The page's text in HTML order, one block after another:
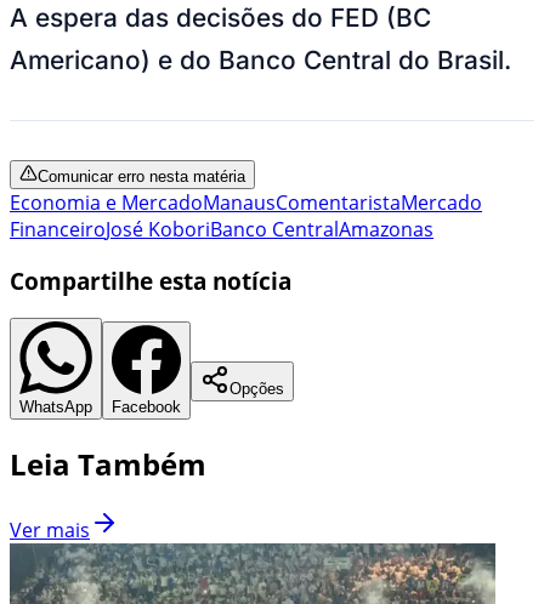
A espera das decisões do FED (BC
Americano) e do Banco Central do Brasil.
Comunicar erro nesta matéria
Economia e MercadoManausComentaristaMercado
FinanceiroJosé KoboriBanco CentralAmazonas
Compartilhe esta notícia
WhatsApp Facebook
Opções
Leia Também
Ver mais